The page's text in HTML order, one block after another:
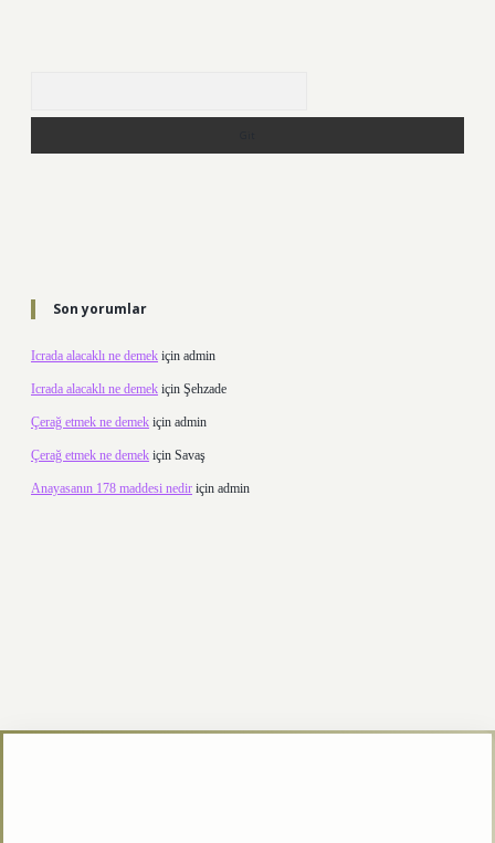
Son yorumlar
Icrada alacaklı ne demek için admin
Icrada alacaklı ne demek için Şehzade
Çerağ etmek ne demek için admin
Çerağ etmek ne demek için Savaş
Anayasanın 178 maddesi nedir için admin